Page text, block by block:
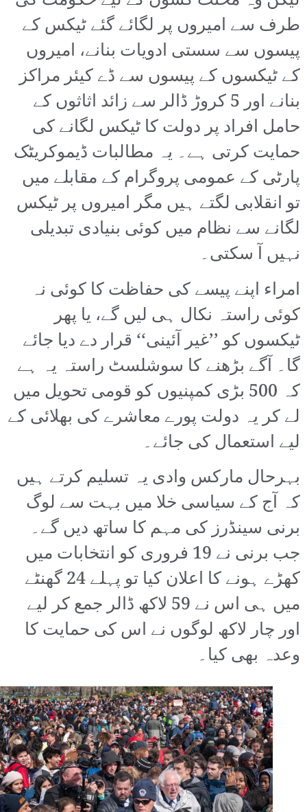
طرف سے امیروں پر لگائے گئے ٹیکس کے
پیسوں سے سستی ادویات بنانے، امیروں
کے ٹیکسوں کے پیسوں سے ڈے کیئر مراکز
بنانے اور 5 کروڑ ڈالر سے زائد اثاثوں کے
حامل افراد پر دولت کا ٹیکس لگانے کی
حمایت کرتی ہے۔ یہ مطالبات ڈیموکریٹک
پارٹی کے عمومی پروگرام کے مقابلے میں
تو انقلابی لگتے ہیں مگر امیروں پر ٹیکس
لگانے سے نظام میں کوئی بنیادی تبدیلی
نہیں آ سکتی۔
امراء اپنے پیسے کی حفاظت کا کوئی نہ
کوئی راستہ نکال ہی لیں گے، یا پھر
ٹیکسوں کو ’’غیر آئینی‘‘ قرار دے دیا جائے
گا۔ آگے بڑھنے کا سوشلسٹ راستہ یہ ہے
کہ 500 بڑی کمپنیوں کو قومی تحویل میں
لے کر یہ دولت پورے معاشرے کی بھلائی کے
لیے استعمال کی جائے۔
بہرحال مارکس وادی یہ تسلیم کرتے ہیں
کہ آج کے سیاسی خلا میں بہت سے لوگ
برنی سینڈرز کی مہم کا ساتھ دیں گے۔
جب برنی نے 19 فروری کو انتخابات میں
کھڑے ہونے کا اعلان کیا تو پہلے 24 گھنٹے
میں ہی اس نے 59 لاکھ ڈالر جمع کر لیے
اور چار لاکھ لوگوں نے اس کی حمایت کا
وعدہ بھی کیا۔